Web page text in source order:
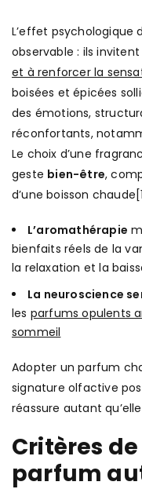
L’effet psychologique
observable : ils invitent
et à renforcer la
boisées et épicées
des émotions,
réconfortants,
Le choix d’une
geste bien-être,
d’une boisson
L’aromathérapie
bienfaits réels de la
la relaxation et la
La neuroscience
les parfums opulents
sommeil
Adopter un parfum
signature olfactive
réassure autant
Critères
parfum